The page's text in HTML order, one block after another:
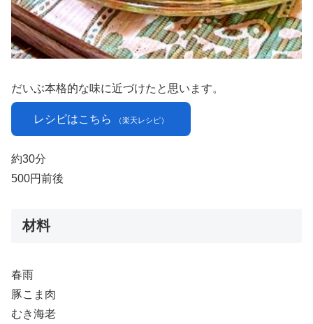
だいぶ本格的な味に近づけたと思います。
レシピはこちら （楽天レシピ）
約30分
500円前後
材料
春雨
豚こま肉
むき海老